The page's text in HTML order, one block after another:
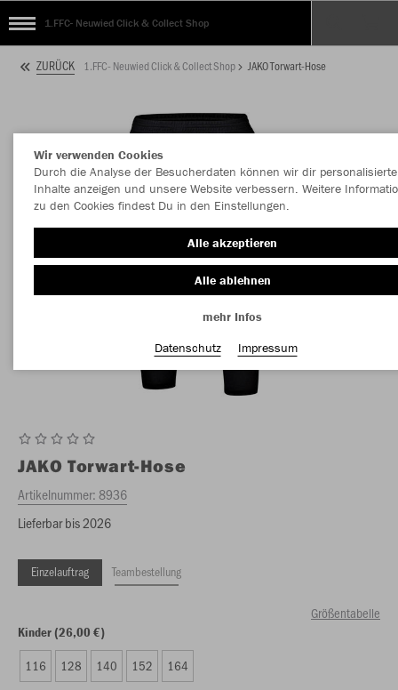
1.FFC- Neuwied Click & Collect Shop
ZURÜCK 1.FFC- Neuwied Click & Collect Shop JAKO Torwart-Hose
JAKO Torwart-Hose
Artikelnummer:8936
Lieferbar bis 2026
Einzelauftrag Teambestellung
Größentabelle
Kinder (26,00 €)
116 128 140 152 164
Wir verwenden Cookies
Durch die Analyse der Besucherdaten können wir dir personalisierte
Inhalte anzeigen und unsere Website verbessern. Weitere
zu den Cookies findest Du in den Einstellungen.
Alle akzeptieren
Alle ablehnen
mehr Infos
Datenschutz
Impressum